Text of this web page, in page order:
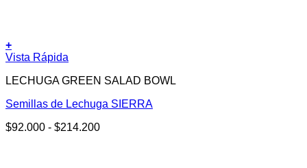
+
Este
tiene
variantes.
opciones
Vista Rápida
LECHUGA GREEN SALAD BOWL
Semillas de Lechuga SIERRA
$92.000 - $214.200Rango